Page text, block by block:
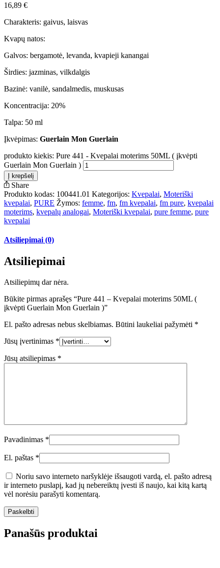
16,89 €
Charakteris: gaivus, laisvas
Kvapų natos:
Galvos: bergamotė, levanda, kvapieji kanangai
Širdies: jazminas, vilkdalgis
Bazinė: vanilė, sandalmedis, muskusas
Koncentracija: 20%
Talpa: 50 ml
Įkvėpimas: Guerlain Mon Guerlain
produkto kiekis: Pure 441 - Kvepalai moterims 50ML ( įkvėpti
Guerlain Mon Guerlain )
Į krepšelį
Share
Produkto kodas: 100441.01 Kategorijos: Kvepalai, Moteriški
kvepalai, PURE Žymos: femme, fm, fm kvepalai, fm pure, kvepalai
moterims, kvepalų analogai, Moteriški kvepalai, pure femme, pure
kvepalai
Atsiliepimai (0)
Atsiliepimai
Atsiliepimų dar nėra.
Būkite pirmas aprašęs “Pure 441 – Kvepalai moterims 50ML (
įkvėpti Guerlain Mon Guerlain )”
El. pašto adresas nebus skelbiamas. Būtini laukeliai pažymėti *
Jūsų įvertinimas *
Jūsų atsiliepimas *
Pavadinimas *
El. paštas *
Noriu savo interneto naršyklėje išsaugoti vardą, el. pašto adresą
ir interneto puslapį, kad jų nebereiktų įvesti iš naujo, kai kitą kartą
vėl norėsiu parašyti komentarą.
Panašūs produktai